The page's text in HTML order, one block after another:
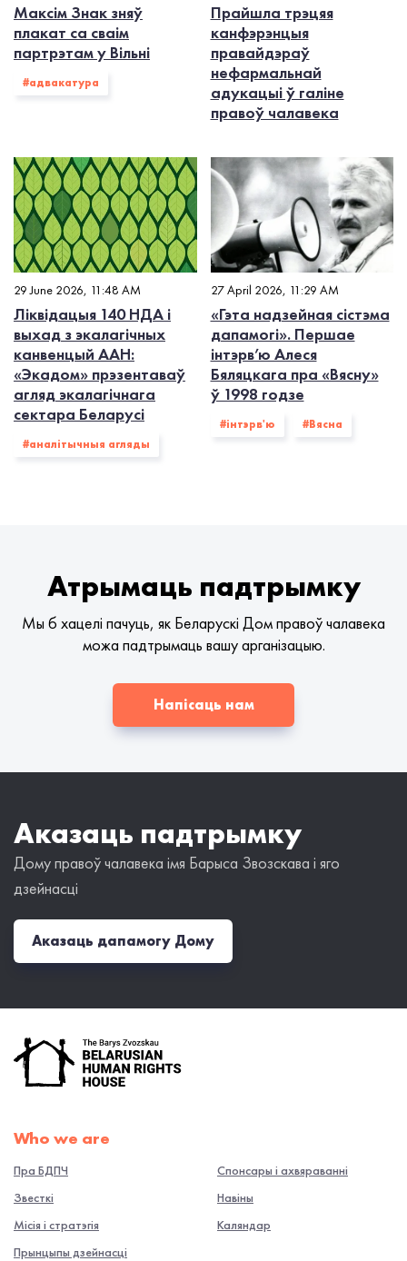
Максім Знак зняў
плакат са сваім
партрэтам у Вільні
#адвакатура
Прайшла трэцяя
канфэрэнцыя
правайдэраў
нефармальнай
адукацыі ў галіне
правоў чалавека
29 June 2026, 11:48 AM
Ліквідацыя 140 НДА і
выхад з экалагiчных
канвенцый ААН:
«Экадом» прэзентаваў
агляд экалагічнага
сектара Беларусі
#аналітычныя агляды
27 April 2026, 11:29 AM
«Гэта надзейная сістэма
дапамогі». Першае
інтэрв’ю Алеся
Бяляцкага пра «Вясну»
ў 1998 годзе
#інтэрв'ю #Вясна
Атрымаць падтрымку
Мы б хацелі пачуць, як Беларускі Дом правоў чалавека
можа падтрымаць вашу арганізацыю.
Напісаць нам
Аказаць падтрымку
Дому правоў чалавека імя Барыса Звозскава і яго
дзейнасці
Аказаць дапамогу Дому
Who we are
Пра БДПЧ
Звесткі
Місія і стратэгія
Прынцыпы дзейнасці
Спонсары і ахвяраванні
Навiны
Каляндар